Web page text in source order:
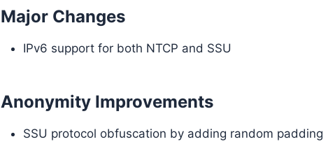
Major Changes
IPv6 support for both NTCP and SSU
Anonymity Improvements
SSU protocol obfuscation by adding random padding